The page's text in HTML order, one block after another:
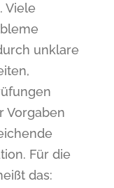
Viele
unklare
Vorgaben
Für die
das: